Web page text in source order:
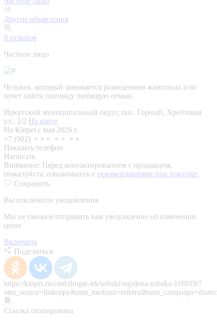
Другие объявления
0 отзывов
Частное лицо
Человек, который занимается разведением животных или
хочет найти питомцу любящую семью.
Иркутский муниципальный округ, пос. Горный, Хребтовая
ул., 2/2 На карте
На Kinpet c мая 2026 г.
+7 (902) ⚬⚬⚬ ⚬⚬ ⚬⚬
Показать телефон
Написать
Внимание: Перед контактированием с продавцом,
пожалуйста, ознакомьтесь с рекомендациями при покупке.
Сохранить
Вы отключили уведомления
Мы не сможем отправить вам уведомление об изменении
цены
Включить
Поделиться
https://kinpet.ru/card/drugie-irk/sobaki/naydena-sobaka-118819/?
Ссылка скопирована